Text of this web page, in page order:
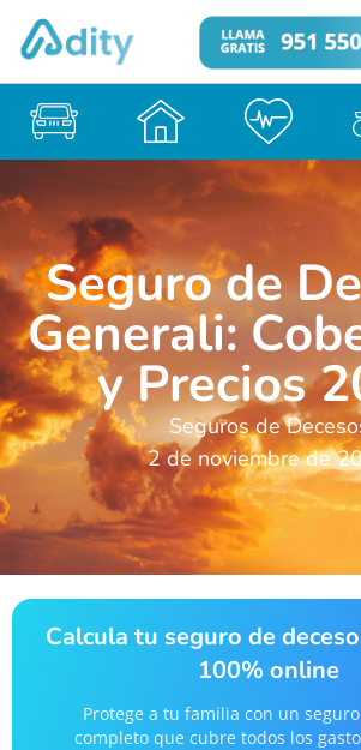
Seguro de
Generali:
y Precios
Seguros de
2 de noviembre de
Calcula tu seguro de
100% online
Protege a tu familia con un
completo que cubre todos los